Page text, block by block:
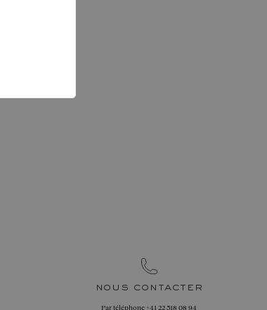
nous contacter
Par téléphone+41 22 518 08 94